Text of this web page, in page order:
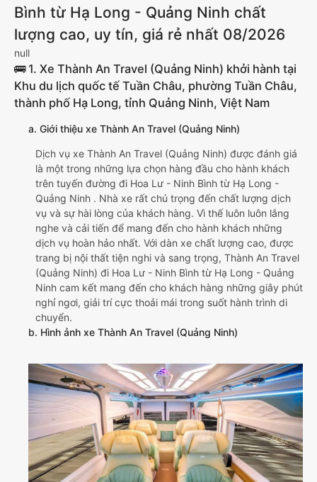
Bình từ Hạ Long - Quảng Ninh chất
lượng cao, uy tín, giá rẻ nhất 08/2026
null
🚌 1. Xe Thành An Travel (Quảng Ninh) khởi hành tại
Khu du lịch quốc tế Tuần Châu, phường Tuần Châu,
thành phố Hạ Long, tỉnh Quảng Ninh, Việt Nam
a. Giới thiệu xe Thành An Travel (Quảng Ninh)
Dịch vụ xe Thành An Travel (Quảng Ninh) được đánh giá
là một trong những lựa chọn hàng đầu cho hành khách
trên tuyến đường đi Hoa Lư - Ninh Bình từ Hạ Long -
Quảng Ninh . Nhà xe rất chú trọng đến chất lượng dịch
vụ và sự hài lòng của khách hàng. Vì thế luôn luôn lắng
nghe và cải tiến để mang đến cho hành khách những
dịch vụ hoàn hảo nhất. Với dàn xe chất lượng cao, được
trang bị nội thất tiện nghi và sang trọng, Thành An Travel
(Quảng Ninh) đi Hoa Lư - Ninh Bình từ Hạ Long - Quảng
Ninh cam kết mang đến cho khách hàng những giây phút
nghỉ ngơi, giải trí cực thoải mái trong suốt hành trình di
chuyển.
b. Hình ảnh xe Thành An Travel (Quảng Ninh)